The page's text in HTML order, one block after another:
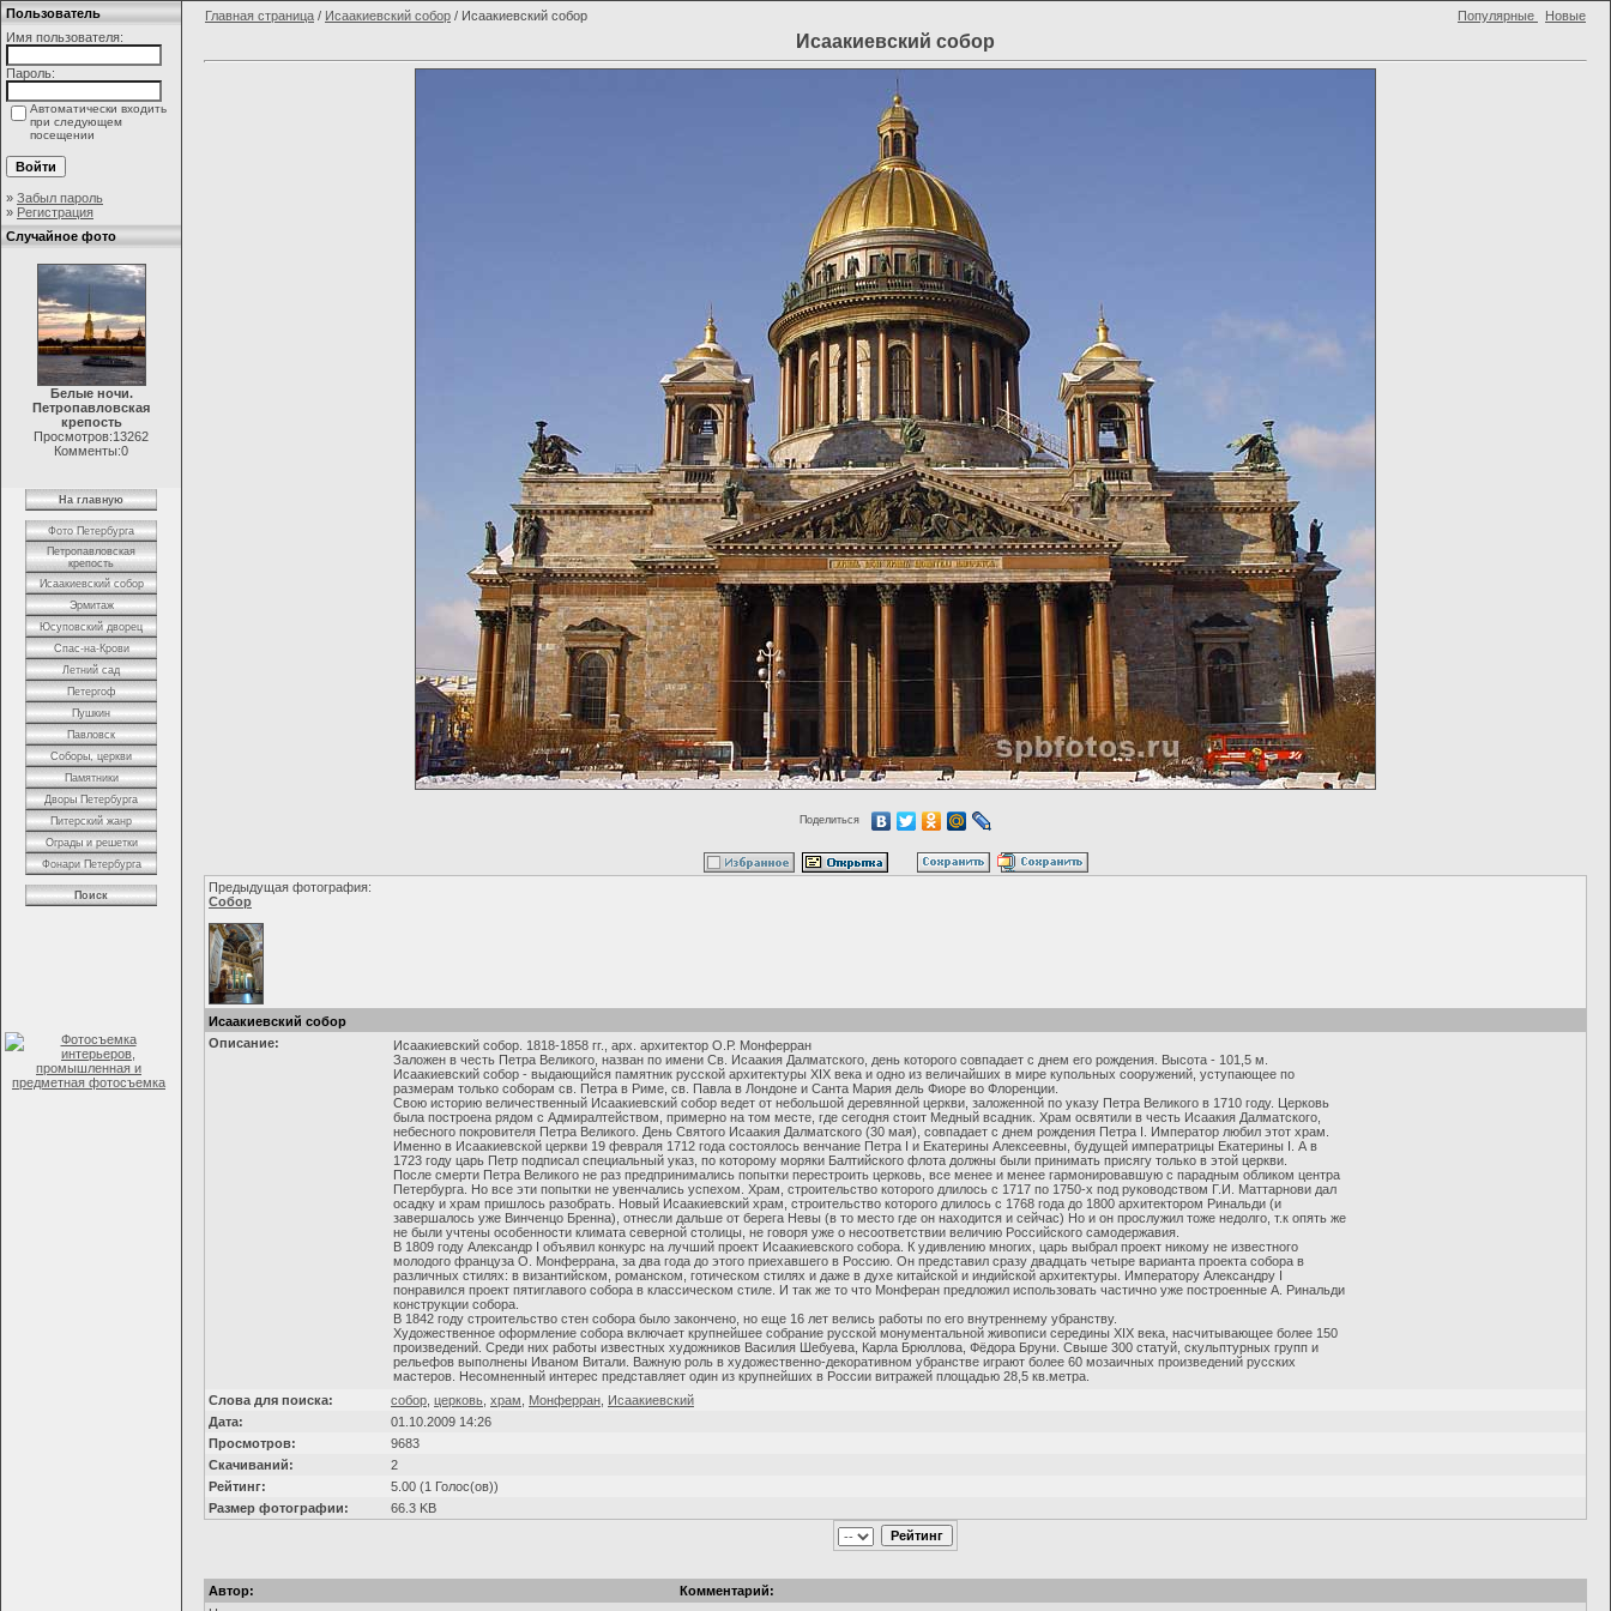
Пользователь
Имя пользователя:
Пароль:
Автоматически входить
при следующем
посещении
» Забыл пароль
» Регистрация
Случайное фото
Белые ночи.
Петропавловская
крепость
Просмотров:13262
Комменты:0
На главную
Фото Петербурга
Петропавловская
крепость
Исаакиевский собор
Эрмитаж
Юсуповский дворец
Спас-на-Крови
Летний сад
Петергоф
Пушкин
Павловск
Соборы, церкви
Памятники
Дворы Петербурга
Питерский жанр
Ограды и решетки
Фонари Петербурга
Поиск
Главная страница / Исаакиевский собор / Исаакиевский собор Популярные Новые
Исаакиевский собор
Поделиться
Предыдущая фотография:
Собор
Исаакиевский собор
Описание:
Исаакиевский собор. 1818-1858 гг., арх. архитектор О.Р. Монферран
Заложен в честь Петра Великого, назван по имени Св. Исаакия Далматского, день которого совпадает с днем его рождения. Высота - 101,5 м.
Исаакиевский собор - выдающийся памятник русской архитектуры XIX века и одно из величайших в мире купольных сооружений, уступающее по
размерам только соборам св. Петра в Риме, св. Павла в Лондоне и Санта Мария дель Фиоре во Флоренции.
Свою историю величественный Исаакиевский собор ведет от небольшой деревянной церкви, заложенной по указу Петра Великого в 1710 году. Церковь
была построена рядом с Адмиралтейством, примерно на том месте, где сегодня стоит Медный всадник. Храм освятили в честь Исаакия Далматского,
небесного покровителя Петра Великого. День Святого Исаакия Далматского (30 мая), совпадает с днем рождения Петра I. Император любил этот храм.
Именно в Исаакиевской церкви 19 февраля 1712 года состоялось венчание Петра I и Екатерины Алексеевны, будущей императрицы Екатерины I. А в
1723 году царь Петр подписал специальный указ, по которому моряки Балтийского флота должны были принимать присягу только в этой церкви.
После смерти Петра Великого не раз предпринимались попытки перестроить церковь, все менее и менее гармонировавшую с парадным обликом центра
Петербурга. Но все эти попытки не увенчались успехом. Храм, строительство которого длилось с 1717 по 1750-х под руководством Г.И. Маттарнови дал
осадку и храм пришлось разобрать. Новый Исаакиевский храм, строительство которого длилось с 1768 года до 1800 архитектором Ринальди (и
завершалось уже Винченцо Бренна), отнесли дальше от берега Невы (в то место где он находится и сейчас) Но и он прослужил тоже недолго, т.к опять же
не были учтены особенности климата северной столицы, не говоря уже о несоответствии величию Российского самодержавия.
В 1809 году Александр I объявил конкурс на лучший проект Исаакиевского собора. К удивлению многих, царь выбрал проект никому не известного
молодого француза О. Монферрана, за два года до этого приехавшего в Россию. Он представил сразу двадцать четыре варианта проекта собора в
различных стилях: в византийском, романском, готическом стилях и даже в духе китайской и индийской архитектуры. Императору Александру I
понравился проект пятиглавого собора в классическом стиле. И так же то что Монферан предложил использовать частично уже построенные А. Ринальди
конструкции собора.
В 1842 году строительство стен собора было закончено, но еще 16 лет велись работы по его внутреннему убранству.
Художественное оформление собора включает крупнейшее собрание русской монументальной живописи середины XIX века, насчитывающее более 150
произведений. Среди них работы известных художников Василия Шебуева, Карла Брюллова, Фёдора Бруни. Свыше 300 статуй, скульптурных групп и
рельефов выполнены Иваном Витали. Важную роль в художественно-декоративном убранстве играют более 60 мозаичных произведений русских
мастеров. Несомненный интерес представляет один из крупнейших в России витражей площадью 28,5 кв.метра.
Слова для поиска:
собор церковь храм Монферран Исаакиевский
Дата:
01.10.2009 14:26
Просмотров:
9683
Скачиваний:
2
Рейтинг:
5.00 (1 Голос(ов))
Размер фотографии:
66.3 KB
Автор:
Комментарий: